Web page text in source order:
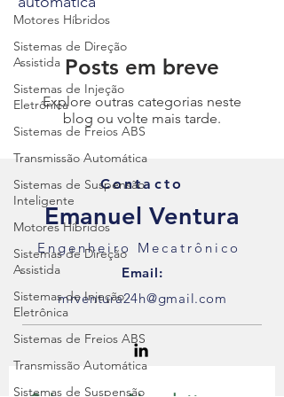
Motores Híbridos
Sistemas de Direção
Assistida
Sistemas de Injeção
Eletrônica
Sistemas de Freios ABS
Transmissão Automática
Sistemas de Suspensão
Inteligente
Motores Híbridos
Sistemas de Direção
Assistida
Sistemas de Injeção
Eletrônica
Sistemas de Freios ABS
Transmissão Automática
Sistemas de Suspensão
Posts em breve
Explore outras categorias neste
blog ou volte mais tarde.
Contacto
Emanuel Ventura
Engenheiro Mecatrônico
Email:
mrventura24h@gmail.com